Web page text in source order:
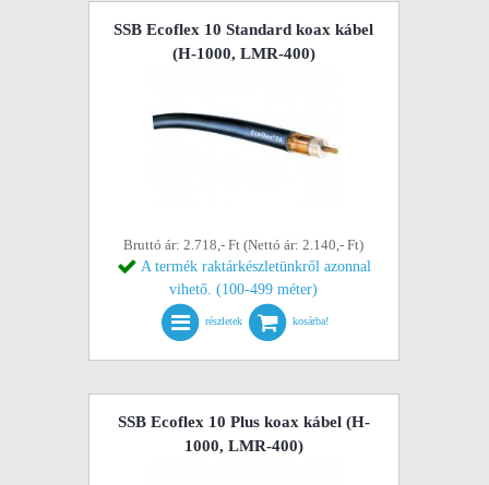
SSB Ecoflex 10 Standard koax kábel
(H-1000, LMR-400)
Bruttó ár: 2.718,- Ft (Nettó ár: 2.140,- Ft)
A termék raktárkészletünkről azonnal
vihető. (100-499 méter)
részletek kosárba!
SSB Ecoflex 10 Plus koax kábel (H-
1000, LMR-400)